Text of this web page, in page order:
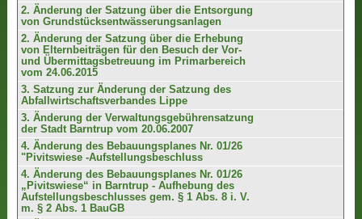
2. Änderung der Satzung über die Entsorgung
von Grundstücksentwässerungsanlagen
2. Änderung der Satzung über die Erhebung
von Elternbeiträgen für den Besuch der Vor-
und Übermittagsbetreuung im Primarbereich
vom 24.06.2015
3. Satzung zur Änderung der Satzung des
Abfallwirtschaftsverbandes Lippe
3. Änderung der Verwaltungsgebührensatzung
der Stadt Barntrup vom 20.06.2007
4. Änderung des Bebauungsplanes Nr. 01/26
"Pivitswiese -Aufstellungsbeschluss
4. Änderung des Bebauungsplanes Nr. 01/26
„Pivitswiese“ in Barntrup - Aufhebung des
Aufstellungsbeschlusses gem. § 1 Abs. 8 i. V.
m. § 2 Abs. 1 BauGB